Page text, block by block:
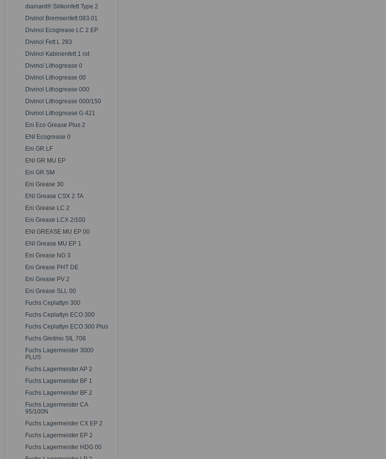
diamant® Silikonfett Type 2
Divinol Bremsenfett 083.01
Divinol Ecogrease LC 2 EP
Divinol Fett L 283
Divinol Kabinenfett 1 rot
Divinol Lithogrease 0
Divinol Lithogrease 00
Divinol Lithogrease 000
Divinol Lithogrease 000/150
Divinol Lithogrease G 421
Eni Eco Grease Plus 2
ENI Ecogrease 0
Eni GR LF
ENI GR MU EP
Eni GR SM
Eni Grease 30
ENI Grease CSX 2 TA
Eni Grease LC 2
Eni Grease LCX 2/100
ENI GREASE MU EP 00
ENI Grease MU EP 1
Eni Grease NG 3
Eni Grease PHT DE
Eni Grease PV 2
Eni Grease SLL 00
Fuchs Ceplattyn 300
Fuchs Ceplattyn ECO 300
Fuchs Ceplattyn ECO 300 Plus
Fuchs Gleitmo SIL 708
Fuchs Lagermeister 3000
PLUS
Fuchs Lagermeister AP 2
Fuchs Lagermeister BF 1
Fuchs Lagermeister BF 2
Fuchs Lagermeister CA
95/100N
Fuchs Lagermeister CX EP 2
Fuchs Lagermeister EP 2
Fuchs Lagermeister HDG 00